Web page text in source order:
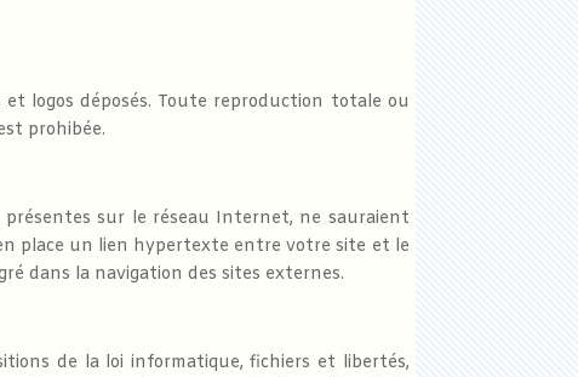
logos déposés. Toute reproduction totale ou
prohibée.
présentes sur le réseau Internet, ne sauraient
place un lien hypertexte entre votre site et le
dans la navigation des sites externes.
de la loi informatique, fichiers et libertés,